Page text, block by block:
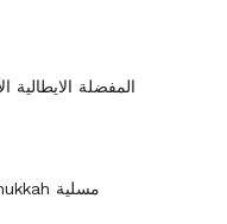
المفضلة الايطالية
دليلك الكامل إلى Hanukkah مسلية